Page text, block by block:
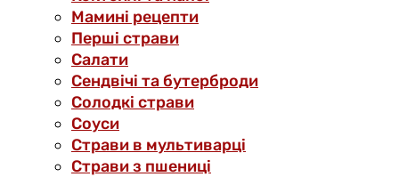
Мамині рецепти
Перші страви
Салати
Сендвічі та бутерброди
Солодкі страви
Соуси
Страви в мультиварці
Страви з пшениці